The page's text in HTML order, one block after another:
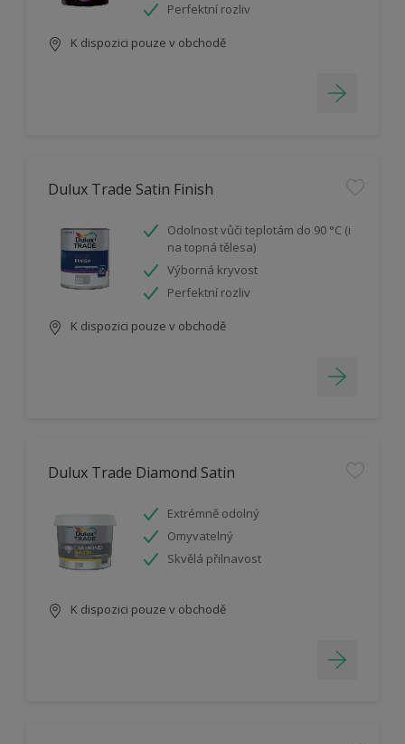
Perfektní rozliv
K dispozici pouze v obchodě
Dulux Trade Satin Finish
Odolnost vůči teplotám do 90 °C (i
na topná tělesa)
Výborná kryvost
Perfektní rozliv
K dispozici pouze v obchodě
Dulux Trade Diamond Satin
Extrémně odolný
Omyvatelný
Skvělá přilnavost
K dispozici pouze v obchodě